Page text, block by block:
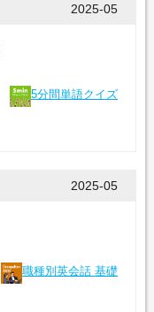
2025-05
5分間単語クイズ
2025-05
職種別英会話 基礎